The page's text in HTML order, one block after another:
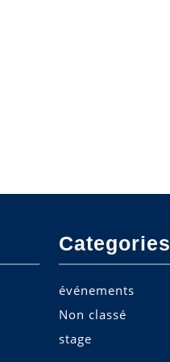
Categories
événements
Non classé
stage